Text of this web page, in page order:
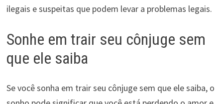
ilegais e suspeitas que podem levar a problemas legais.
Sonhe em trair seu cônjuge sem
que ele saiba
Se você sonha em trair seu cônjuge sem que ele saiba, o